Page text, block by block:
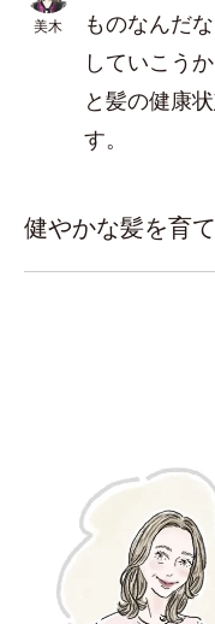
美木
ものなんだ
していこう
と髪の健康
す。
健やかな髪を育